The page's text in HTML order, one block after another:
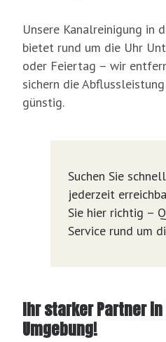
Unsere Kanalreinigung in
bietet rund um die Uhr
oder Feiertag – wir
sichern die
günstig.
Suchen Sie
jederzeit
Sie hier richtig –
Service rund um
Ihr starker Partner
Umgebung!